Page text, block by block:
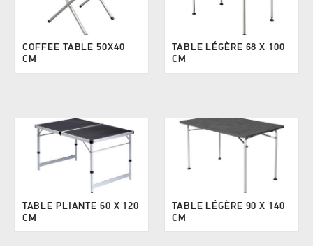
COFFEE TABLE 50X40
CM
TABLE LÉGÈRE 68 X 100
CM
TABLE PLIANTE 60 X 120
CM
TABLE LÉGÈRE 90 X 140
CM